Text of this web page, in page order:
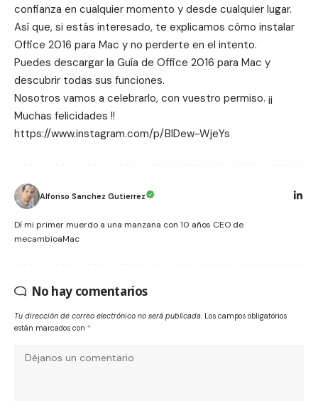
confianza en cualquier momento y desde cualquier lugar.
Así que, si estás interesado, te explicamos cómo instalar
Office 2016 para Mac y no perderte en el intento.
Puedes descargar la Guía de Office 2016 para Mac y
descubrir todas sus funciones.
Nosotros vamos a celebrarlo, con vuestro permiso. ¡¡
Muchas felicidades !!
https://www.instagram.com/p/BIDew-WjeYs
Alfonso Sanchez Gutierrez
Dí mi primer muerdo a una manzana con 10 años CEO de
mecambioaMac
No hay comentarios
Tu dirección de correo electrónico no será publicada. Los campos obligatorios
están marcados con *